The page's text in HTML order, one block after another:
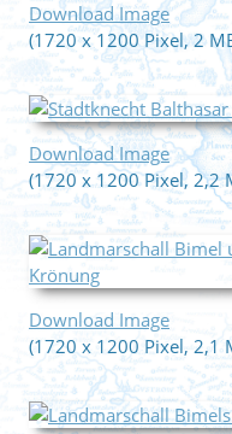
Download Image
(1720 x 1200 Pixel, 2
Download Image
(1720 x 1200 Pixel, 2,2
Download Image
(1720 x 1200 Pixel, 2,1